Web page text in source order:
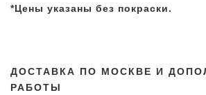
*Цены указаны без покраски.
ДОСТАВКА ПО МОСКВЕ И
РАБОТЫ